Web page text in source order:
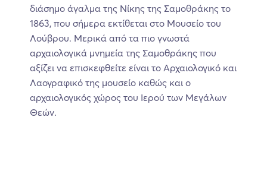
διάσημο άγαλμα της Νίκης της Σαμοθράκης το
1863, που σήμερα εκτίθεται στο Μουσείο του
Λούβρου. Μερικά από τα πιο γνωστά
αρχαιολογικά μνημεία της Σαμοθράκης που
αξίζει να επισκεφθείτε είναι το Αρχαιολογικό και
Λαογραφικό της μουσείο καθώς και ο
αρχαιολογικός χώρος του Ιερού των Μεγάλων
Θεών.